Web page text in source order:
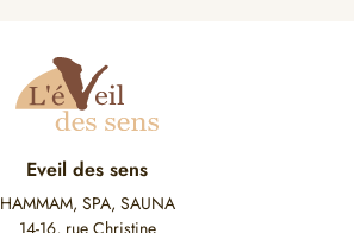
Eveil des sens
HAMMAM, SPA, SAUNA